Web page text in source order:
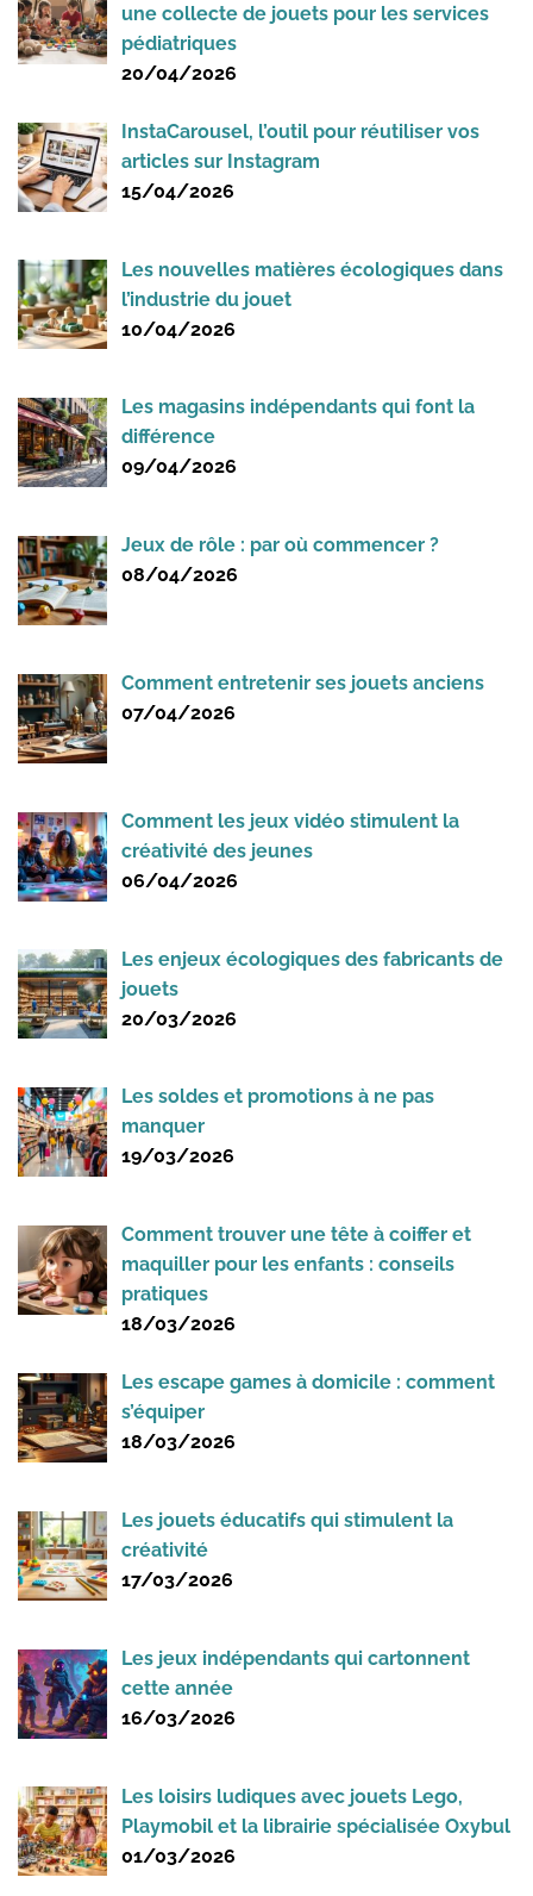
une collecte de jouets pour les services
pédiatriques
20/04/2026
InstaCarousel, l’outil pour réutiliser vos
articles sur Instagram
15/04/2026
Les nouvelles matières écologiques dans
l’industrie du jouet
10/04/2026
Les magasins indépendants qui font la
différence
09/04/2026
Jeux de rôle : par où commencer ?
08/04/2026
Comment entretenir ses jouets anciens
07/04/2026
Comment les jeux vidéo stimulent la
créativité des jeunes
06/04/2026
Les enjeux écologiques des fabricants de
jouets
20/03/2026
Les soldes et promotions à ne pas
manquer
19/03/2026
Comment trouver une tête à coiffer et
maquiller pour les enfants : conseils
pratiques
18/03/2026
Les escape games à domicile : comment
s’équiper
18/03/2026
Les jouets éducatifs qui stimulent la
créativité
17/03/2026
Les jeux indépendants qui cartonnent
cette année
16/03/2026
Les loisirs ludiques avec jouets Lego,
Playmobil et la librairie spécialisée Oxybul
01/03/2026